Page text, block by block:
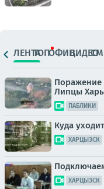
ЛЕНТАТОПОФИЦ.ВИДЕО
Поражение
Липцы
ПАБЛИКИ
Куда
ХАРЦЫЗСК
ХАРЦЫЗСК